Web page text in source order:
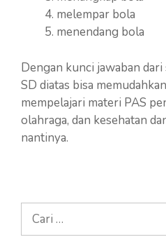
melempar bola
menendang bola
Dengan kunci jawaban dari
SD diatas bisa
mempelajari materi PAS
olahraga, dan kesehatan
nantinya.
Cari
untuk: